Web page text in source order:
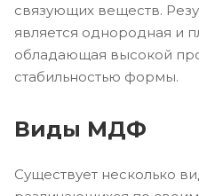
связующих веществ.
является однородная и
обладающая высокой
стабильностью формы.
Виды МДФ
Существует несколько